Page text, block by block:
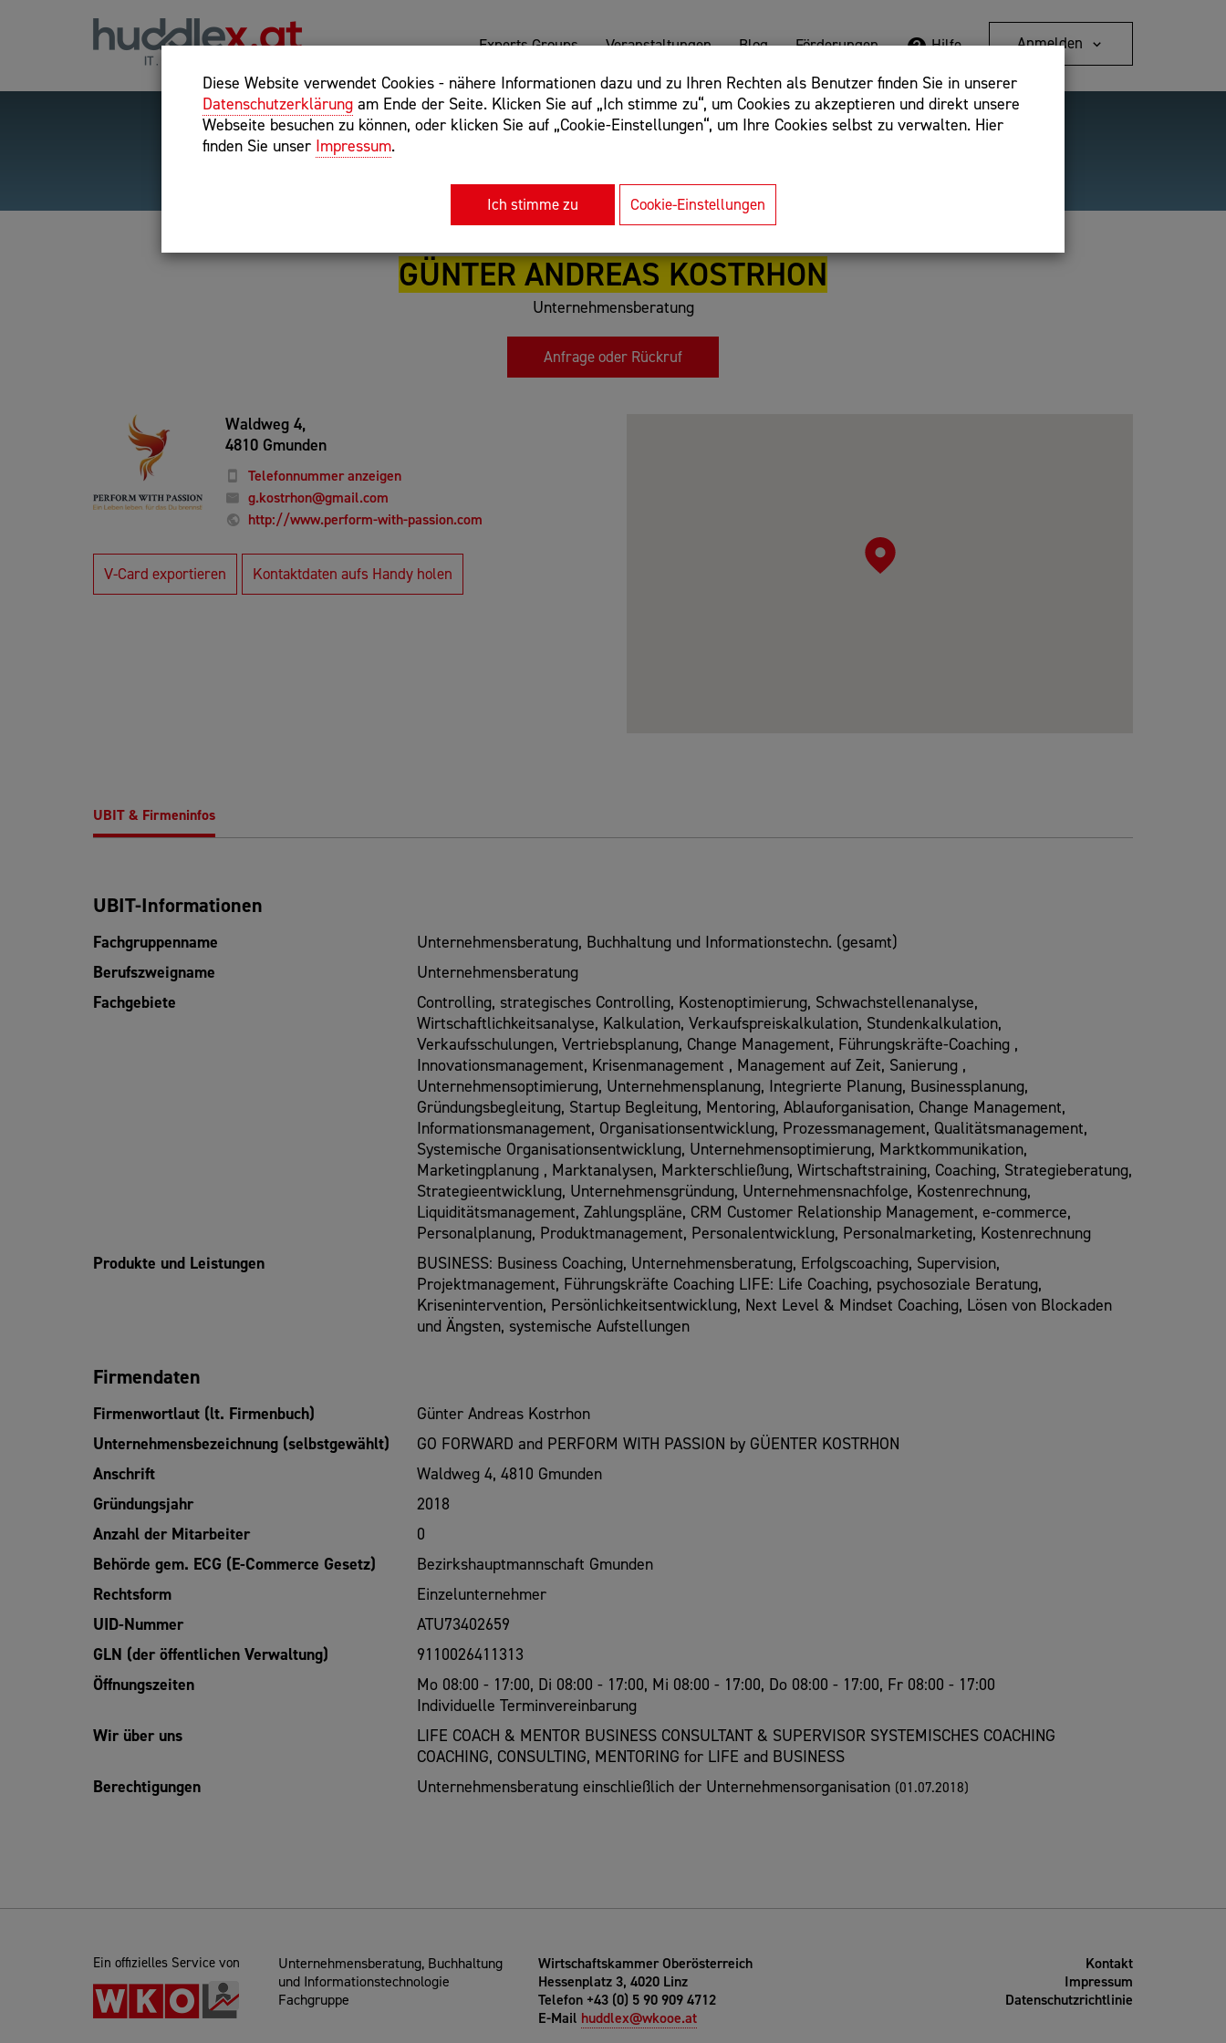
Diese Website verwendet Cookies - nähere Informationen dazu und zu Ihren Rechten als Benutzer finden Sie in unserer
Datenschutzerklärung am Ende der Seite. Klicken Sie auf „Ich stimme zu“, um Cookies zu akzeptieren und direkt unsere
Webseite besuchen zu können, oder klicken Sie auf „Cookie-Einstellungen“, um Ihre Cookies selbst zu verwalten. Hier
finden Sie unser Impressum.
Ich stimme zu Cookie-Einstellungen
Experts Groups Veranstaltungen Blog Förderungen Hilfe Anmelden
Hilfreiche Suchparameter: Begriff einschließen: +webshop, Begriff ausschließen: -webshop,
Exakter Suchbegriff: "internet of things"
Detailsuche
GÜNTER ANDREAS KOSTRHON
Unternehmensberatung
Anfrage oder Rückruf
Waldweg 4,
4810 Gmunden
Telefonnummer anzeigen
g.kostrhon@gmail.com
http://www.perform-with-passion.com
V-Card exportieren Kontaktdaten aufs Handy holen
UBIT & Firmeninfos
UBIT-Informationen
Fachgruppenname
Unternehmensberatung, Buchhaltung und Informationstechn. (gesamt)
Berufszweigname
Unternehmensberatung
Fachgebiete
Controlling, strategisches Controlling, Kostenoptimierung, Schwachstellenanalyse,
Wirtschaftlichkeitsanalyse, Kalkulation, Verkaufspreiskalkulation, Stundenkalkulation,
Verkaufsschulungen, Vertriebsplanung, Change Management, Führungskräfte-Coaching ,
Innovationsmanagement, Krisenmanagement , Management auf Zeit, Sanierung ,
Unternehmensoptimierung, Unternehmensplanung, Integrierte Planung, Businessplanung,
Gründungsbegleitung, Startup Begleitung, Mentoring, Ablauforganisation, Change Management,
Informationsmanagement, Organisationsentwicklung, Prozessmanagement, Qualitätsmanagement,
Systemische Organisationsentwicklung, Unternehmensoptimierung, Marktkommunikation,
Marketingplanung , Marktanalysen, Markterschließung, Wirtschaftstraining, Coaching, Strategieberatung,
Strategieentwicklung, Unternehmensgründung, Unternehmensnachfolge, Kostenrechnung,
Liquiditätsmanagement, Zahlungspläne, CRM Customer Relationship Management, e-commerce,
Personalplanung, Produktmanagement, Personalentwicklung, Personalmarketing, Kostenrechnung
Produkte und Leistungen
BUSINESS: Business Coaching, Unternehmensberatung, Erfolgscoaching, Supervision,
Projektmanagement, Führungskräfte Coaching LIFE: Life Coaching, psychosoziale Beratung,
Krisenintervention, Persönlichkeitsentwicklung, Next Level & Mindset Coaching, Lösen von Blockaden
und Ängsten, systemische Aufstellungen
Firmendaten
Firmenwortlaut (lt. Firmenbuch)
Günter Andreas Kostrhon
Unternehmensbezeichnung (selbstgewählt)
GO FORWARD and PERFORM WITH PASSION by GÜENTER KOSTRHON
Anschrift
Waldweg 4, 4810 Gmunden
Gründungsjahr
2018
Anzahl der Mitarbeiter
0
Behörde gem. ECG (E-Commerce Gesetz)
Bezirkshauptmannschaft Gmunden
Rechtsform
Einzelunternehmer
UID-Nummer
ATU73402659
GLN (der öffentlichen Verwaltung)
9110026411313
Öffnungszeiten
Mo 08:00 - 17:00, Di 08:00 - 17:00, Mi 08:00 - 17:00, Do 08:00 - 17:00, Fr 08:00 - 17:00
Individuelle Terminvereinbarung
Wir über uns
LIFE COACH & MENTOR BUSINESS CONSULTANT & SUPERVISOR SYSTEMISCHES COACHING
COACHING, CONSULTING, MENTORING for LIFE and BUSINESS
Berechtigungen
Unternehmensberatung einschließlich der Unternehmensorganisation (01.07.2018)
Ein offizielles Service von
Unternehmensberatung, Buchhaltung
und Informationstechnologie
Fachgruppe
Wirtschaftskammer Oberösterreich
Hessenplatz 3, 4020 Linz
Telefon +43 (0) 5 90 909 4712
E-Mail huddlex@wkooe.at
Kontakt
Impressum
Datenschutzrichtlinie